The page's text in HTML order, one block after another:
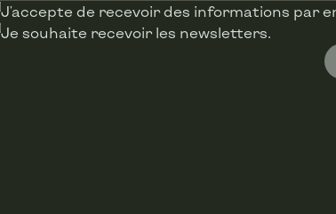
Yes
J'accepte de recevoir des informations par
Je souhaite recevoir les newsletters.